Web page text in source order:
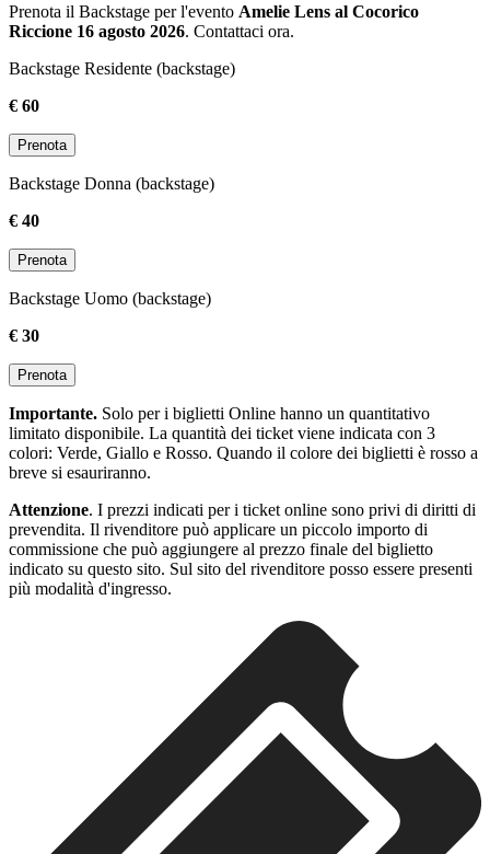
Prenota il Backstage per l'evento Amelie Lens al Cocorico
Riccione 16 agosto 2026. Contattaci ora.
Backstage Residente (backstage)
€ 60
Prenota
Backstage Donna (backstage)
€ 40
Prenota
Backstage Uomo (backstage)
€ 30
Prenota
Importante. Solo per i biglietti Online hanno un quantitativo
limitato disponibile. La quantità dei ticket viene indicata con 3
colori: Verde, Giallo e Rosso. Quando il colore dei biglietti è rosso a
breve si esauriranno.
Attenzione. I prezzi indicati per i ticket online sono privi di diritti di
prevendita. Il rivenditore può applicare un piccolo importo di
commissione che può aggiungere al prezzo finale del biglietto
indicato su questo sito. Sul sito del rivenditore posso essere presenti
più modalità d'ingresso.